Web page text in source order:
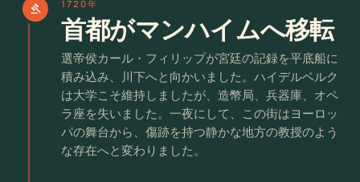
gavel 1720年
首都がマンハイムへ移転
選帝侯カール・フィリップが宮廷の記録を平底船に
積み込み、川下へと向かいました。ハイデルベルク
は大学こそ維持しましたが、造幣局、兵器庫、オペ
ラ座を失いました。一夜にして、この街はヨーロッ
パの舞台から、傷跡を持つ静かな地方の教授のよう
な存在へと変わりました。